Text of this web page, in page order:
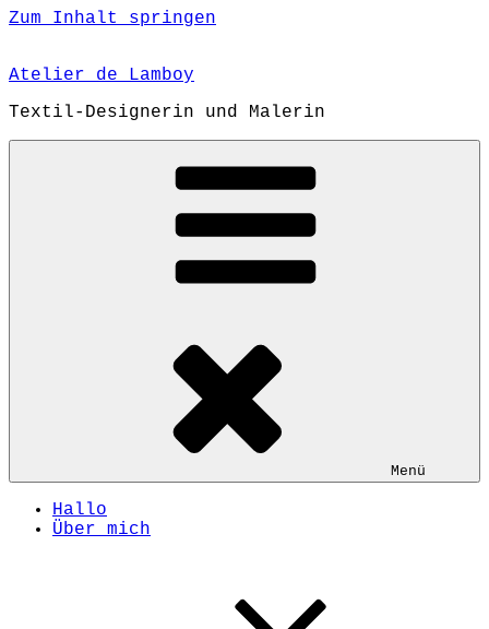
Zum Inhalt springen
Atelier de Lamboy
Textil-Designerin und Malerin
Menü
Hallo
Über mich